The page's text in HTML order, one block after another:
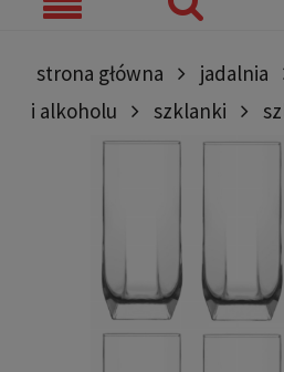
strona główna jadalnia
i alkoholu
szklanki